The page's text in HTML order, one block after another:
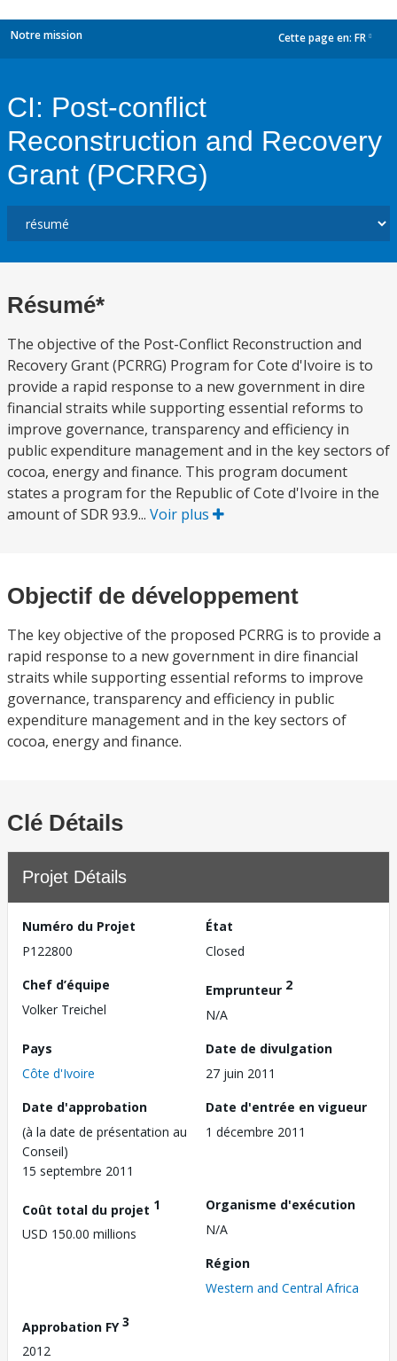
Notre mission Cette page en: FR
CI: Post-conflict
Reconstruction and Recovery
Grant (PCRRG)
Résumé*
The objective of the Post-Conflict Reconstruction and
Recovery Grant (PCRRG) Program for Cote d'Ivoire is to
provide a rapid response to a new government in dire
financial straits while supporting essential reforms to
improve governance, transparency and efficiency in
public expenditure management and in the key sectors of
cocoa, energy and finance. This program document
states a program for the Republic of Cote d'Ivoire in the
amount of SDR 93.9... Voir plus
Objectif de développement
The key objective of the proposed PCRRG is to provide a
rapid response to a new government in dire financial
straits while supporting essential reforms to improve
governance, transparency and efficiency in public
expenditure management and in the key sectors of
cocoa, energy and finance.
Clé Détails
Projet Détails
Numéro du Projet
P122800
État
Closed
Chef d’équipe
Volker Treichel
Emprunteur 2
N/A
Pays
Côte d'Ivoire
Date de divulgation
27 juin 2011
Date d'approbation
(à la date de présentation au
Conseil)
15 septembre 2011
Date d'entrée en vigueur
1 décembre 2011
Coût total du projet 1
USD 150.00 millions
Organisme d'exécution
N/A
Région
Western and Central Africa
Approbation FY3
2012